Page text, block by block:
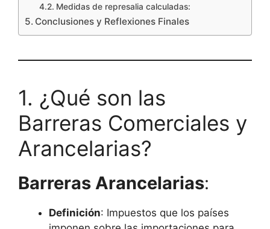
Medidas de represalia calculadas:
Conclusiones y Reflexiones Finales
1. ¿Qué son las
Barreras Comerciales y
Arancelarias?
Barreras Arancelarias:
Definición: Impuestos que los países